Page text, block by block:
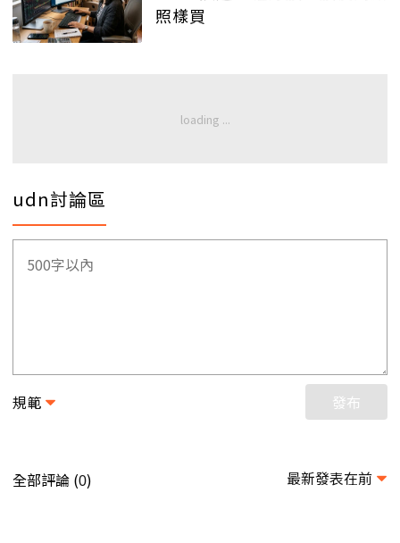
照樣買
udn討論區
規範 發布
全部評論 (0) 最新發表在前